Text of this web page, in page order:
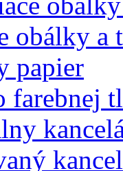
obálky a
papier
farebnej